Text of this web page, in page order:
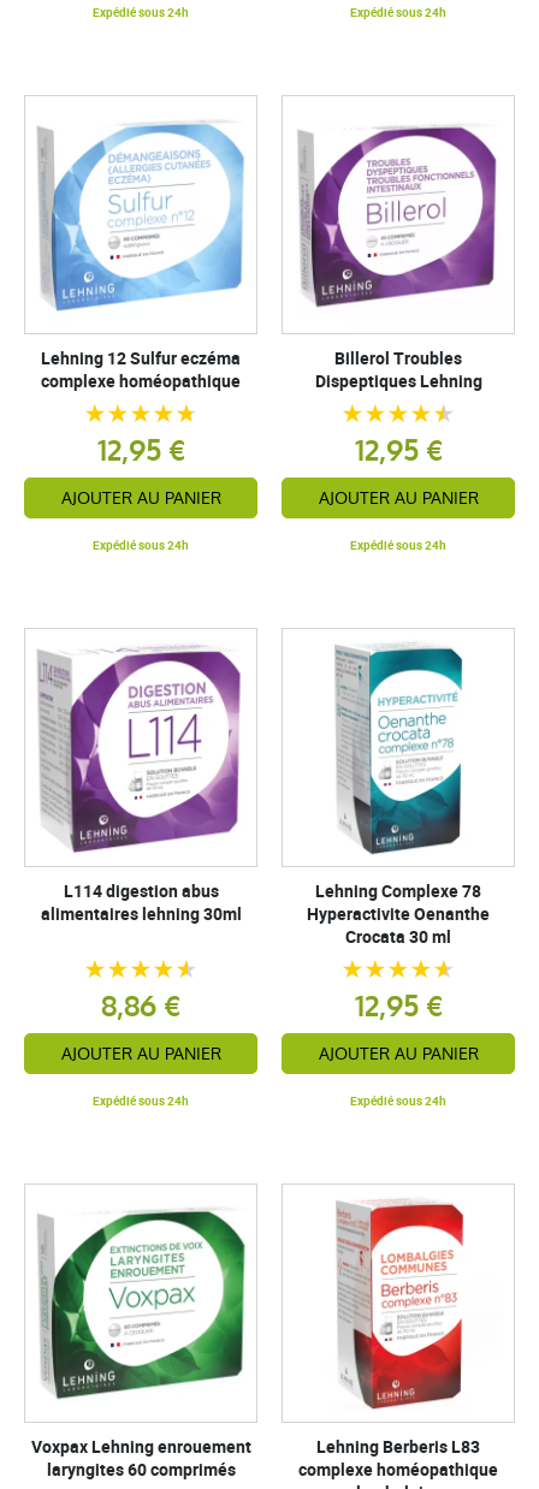
Expédié sous 24h Expédié sous 24h
Lehning 12 Sulfur eczéma
complexe homéopathique
12,95 €
AJOUTER AU PANIER
Expédié sous 24h
Billerol Troubles
Dispeptiques Lehning
12,95 €
AJOUTER AU PANIER
Expédié sous 24h
L114 digestion abus
alimentaires lehning 30ml
8,86 €
AJOUTER AU PANIER
Expédié sous 24h
Lehning Complexe 78
Hyperactivite Oenanthe
Crocata 30 ml
12,95 €
AJOUTER AU PANIER
Expédié sous 24h
Voxpax Lehning enrouement
laryngites 60 comprimés
Lehning Berberis L83
complexe homéopathique